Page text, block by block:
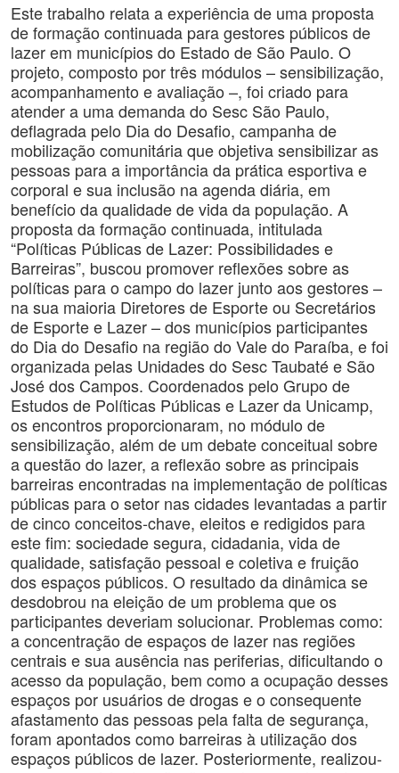
Este trabalho relata a experiência de uma proposta
de formação continuada para gestores públicos de
lazer em municípios do Estado de São Paulo. O
projeto, composto por três módulos – sensibilização,
acompanhamento e avaliação –, foi criado para
atender a uma demanda do Sesc São Paulo,
deflagrada pelo Dia do Desafio, campanha de
mobilização comunitária que objetiva sensibilizar as
pessoas para a importância da prática esportiva e
corporal e sua inclusão na agenda diária, em
benefício da qualidade de vida da população. A
proposta da formação continuada, intitulada
“Políticas Públicas de Lazer: Possibilidades e
Barreiras”, buscou promover reflexões sobre as
políticas para o campo do lazer junto aos gestores –
na sua maioria Diretores de Esporte ou Secretários
de Esporte e Lazer – dos municípios participantes
do Dia do Desafio na região do Vale do Paraíba, e foi
organizada pelas Unidades do Sesc Taubaté e São
José dos Campos. Coordenados pelo Grupo de
Estudos de Políticas Públicas e Lazer da Unicamp,
os encontros proporcionaram, no módulo de
sensibilização, além de um debate conceitual sobre
a questão do lazer, a reflexão sobre as principais
barreiras encontradas na implementação de políticas
públicas para o setor nas cidades levantadas a partir
de cinco conceitos-chave, eleitos e redigidos para
este fim: sociedade segura, cidadania, vida de
qualidade, satisfação pessoal e coletiva e fruição
dos espaços públicos. O resultado da dinâmica se
desdobrou na eleição de um problema que os
participantes deveriam solucionar. Problemas como:
a concentração de espaços de lazer nas regiões
centrais e sua ausência nas periferias, dificultando o
acesso da população, bem como a ocupação desses
espaços por usuários de drogas e o consequente
afastamento das pessoas pela falta de segurança,
foram apontados como barreiras à utilização dos
espaços públicos de lazer. Posteriormente, realizou-